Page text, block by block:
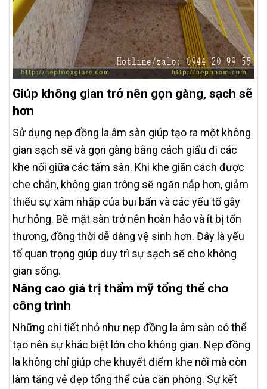
Giúp không gian trở nên gọn gàng, sạch sẽ
hơn
Sử dụng nẹp đồng la âm sàn giúp tạo ra một không
gian sạch sẽ và gọn gàng bằng cách giấu đi các
khe nối giữa các tấm sàn. Khi khe giãn cách được
che chắn, không gian trông sẽ ngăn nắp hơn, giảm
thiểu sự xâm nhập của bụi bẩn và các yếu tố gây
hư hỏng. Bề mặt sàn trở nên hoàn hảo và ít bị tổn
thương, đồng thời dễ dàng vệ sinh hơn. Đây là yếu
tố quan trọng giúp duy trì sự sạch sẽ cho không
gian sống.
Nâng cao giá trị thẩm mỹ tổng thể cho
công trình
Những chi tiết nhỏ như nẹp đồng la âm sàn có thể
tạo nên sự khác biệt lớn cho không gian. Nẹp đồng
la không chỉ giúp che khuyết điểm khe nối mà còn
làm tăng vẻ đẹp tổng thể của căn phòng. Sự kết